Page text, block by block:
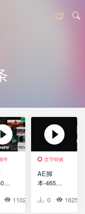
0
件
组
幕 1102 0 0
文字特效
AE脚
本-465组
文字标题
0 1625